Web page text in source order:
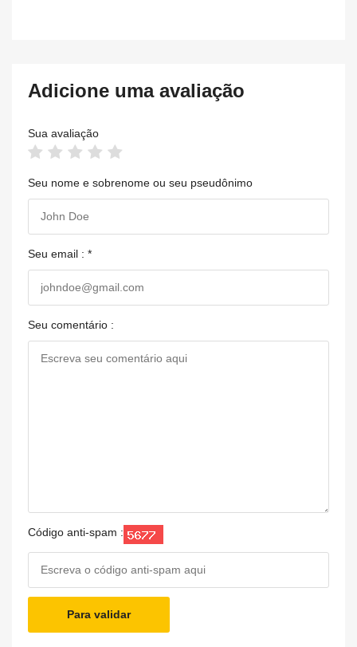
Adicione uma avaliação
Sua avaliação
Seu nome e sobrenome ou seu pseudônimo
Seu email : *
Seu comentário :
Código anti-spam :
Para validar